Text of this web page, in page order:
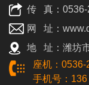
传 真：0536-
网 址：
地 址：潍坊
座机：0536-
手机号：136